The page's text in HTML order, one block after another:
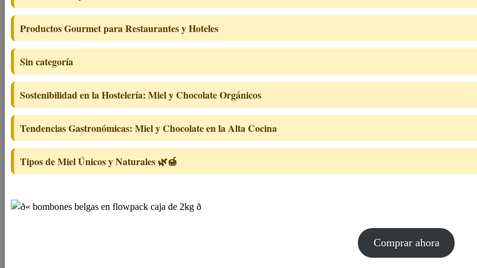
Productos Gourmet para Restaurantes y Hoteles
Sin categoría
Sostenibilidad en la Hostelería: Miel y Chocolate Orgánicos
Tendencias Gastronómicas: Miel y Chocolate en la Alta Cocina
Tipos de Miel Únicos y Naturales 🌿🍯
Comprar ahora